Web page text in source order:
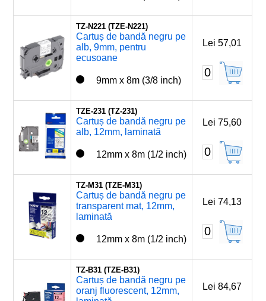
TZ-N221 (TZE-N221)
Cartuș de bandă negru pe
alb, 9mm, pentru
ecusoane
9mm x 8m (3/8 inch)
Lei 57,01
0
TZE-231 (TZ-231)
Cartuș de bandă negru pe
alb, 12mm, laminată
12mm x 8m (1/2 inch)
Lei 75,60
0
TZ-M31 (TZE-M31)
Cartuș de bandă negru pe
transparent mat, 12mm,
laminată
12mm x 8m (1/2 inch)
Lei 74,13
0
TZ-B31 (TZE-B31)
Cartuș de bandă negru pe
oranj fluorescent, 12mm,
Lei 84,67